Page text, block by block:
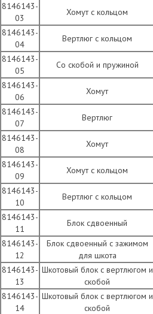
8146143-
03
Хомут с кольцом
8146143-
04
Вертлюг с кольцом
8146143-
05
Со скобой и пружиной
8146143-
06
Хомут
8146143-
07
Вертлюг
8146143-
08
Хомут
8146143-
09
Хомут с кольцом
8146143-
10
Вертлюг с кольцом
8146143-
11
Блок сдвоенный
8146143-
12
Блок сдвоенный с зажимом
для шкота
8146143-
13
Шкотовый блок с вертлюгом и
скобой
8146143-
14
Шкотовый блок с вертлюгом и
скобой